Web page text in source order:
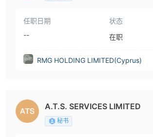
任职日期
--
状态
在职
RMG HOLDING LIMITED(Cyprus)
A.T.S. SERVICES LIMITED
秘书